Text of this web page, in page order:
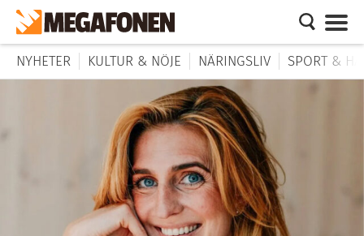
NYHETER KULTUR & NÖJE NÄRINGSLIV SPORT &